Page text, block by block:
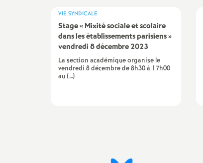
VIE SYNDICALE
Stage «Mixité sociale et scolaire
dans les établissements parisiens»
vendredi 8 décembre 2023
La section académique organise le
vendredi 8 décembre de 8h30 à 17h00
au (…)